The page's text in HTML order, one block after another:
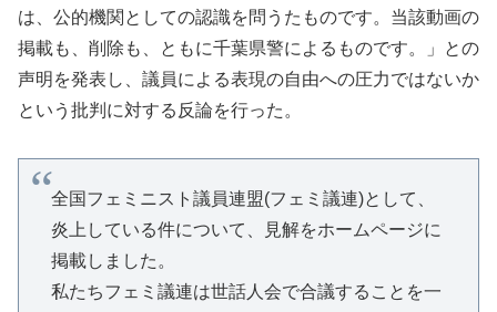
は、公的機関としての認識を問うたものです。当該動画の
掲載も、削除も、ともに千葉県警によるものです。」との
声明を発表し、議員による表現の自由への圧力ではないか
という批判に対する反論を行った。
全国フェミニスト議員連盟(フェミ議連)として、
炎上している件について、見解をホームページに
掲載しました。
私たちフェミ議連は世話人会で合議することを一